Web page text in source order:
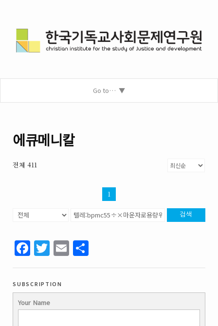
Go to…
에큐메니칼
전체 411
1
검색
Facebook
Twitter
Email
subscription
Your Name